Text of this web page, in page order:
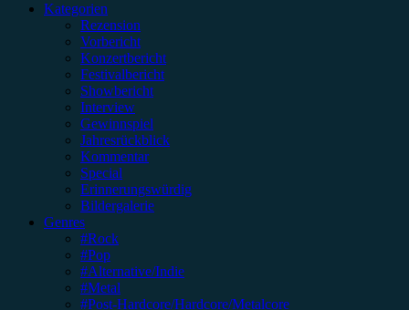
Kategorien
Rezension
Vorbericht
Konzertbericht
Festivalbericht
Showbericht
Interview
Gewinnspiel
Jahresrückblick
Kommentar
Special
Erinnerungswürdig
Bildergalerie
Genres
#Rock
#Pop
#Alternative/Indie
#Metal
#Post-Hardcore/Hardcore/Metalcore